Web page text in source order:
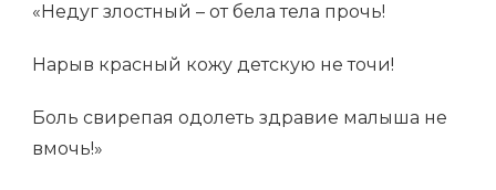
«Недуг злостный – от бела тела прочь!
Нарыв красный кожу детскую не точи!
Боль свирепая одолеть здравие малыша не
вмочь!»